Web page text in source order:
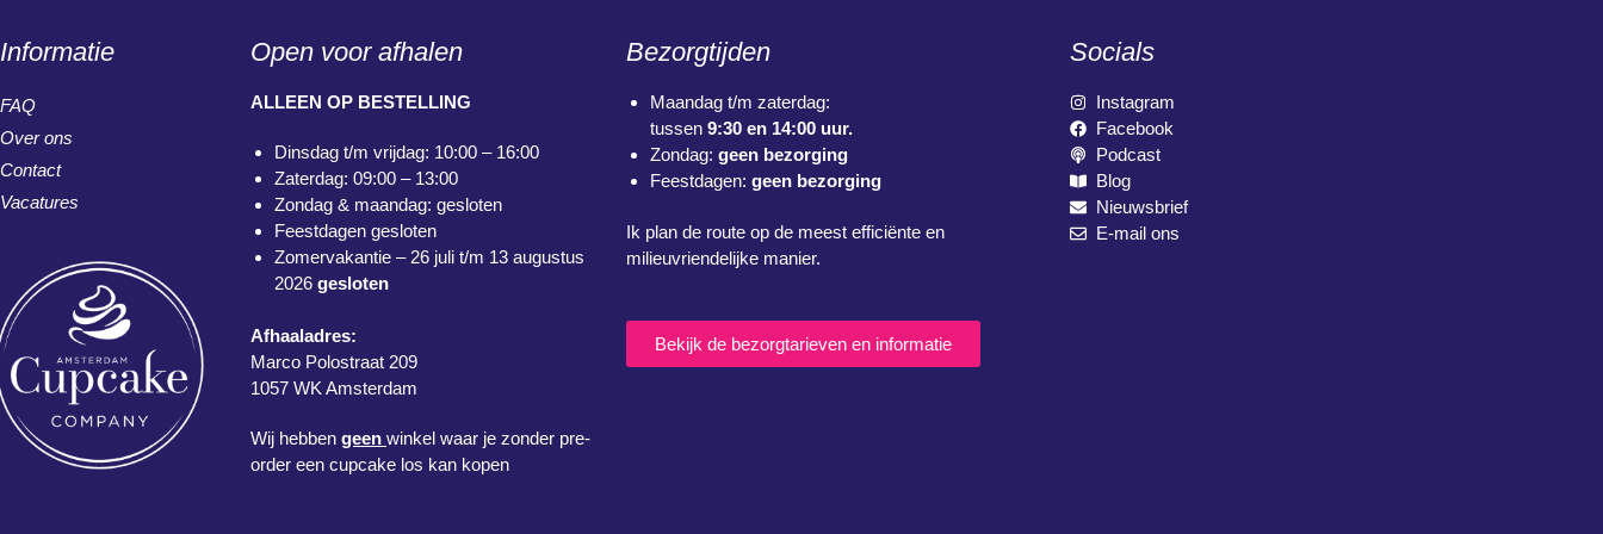
Informatie
FAQ
Over ons
Contact
Vacatures
Open voor afhalen
ALLEEN OP BESTELLING
Dinsdag t/m vrijdag: 10:00 – 16:00
Zaterdag: 09:00 – 13:00
Zondag & maandag: gesloten
Feestdagen gesloten
Zomervakantie – 26 juli t/m 13 augustus
2026 gesloten
Afhaaladres:
Marco Polostraat 209
1057 WK Amsterdam
Wij hebben geen winkel waar je zonder pre-
order een cupcake los kan kopen
Bezorgtijden
Maandag t/m zaterdag:
tussen9:30 en 14:00 uur.
Zondag: geen bezorging
Feestdagen: geen bezorging
Ik plan de route op de meest efficiënte en
milieuvriendelijke manier.
Bekijk de bezorgtarieven en informatie
Socials
Instagram
Facebook
Podcast
Blog
Nieuwsbrief
E-mail ons